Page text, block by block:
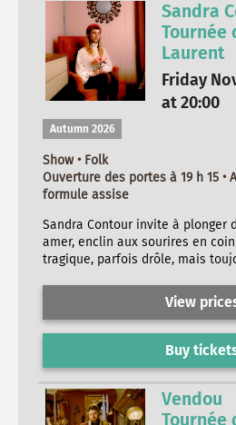
Sandra
Tournée
Laurent
Friday
at 20:00
Autumn 2026
Show • Folk
Ouverture des portes à 19 h 15 •
formule assise
Sandra Contour invite à plonger
amer, enclin aux sourires en
tragique, parfois drôle, mais
View
Buy
Vendou
Tournée